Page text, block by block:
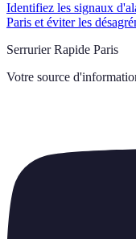
Identifiez les signaux
Paris et éviter les
Serrurier Rapide Paris
Votre source